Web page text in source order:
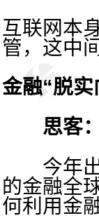
互联网本
管，这中
金融“脱
思客：
今年出
的金融全
何利用金